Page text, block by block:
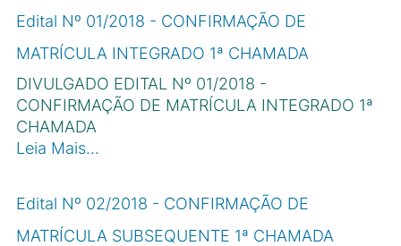
Edital Nº 01/2018 - CONFIRMAÇÃO DE
MATRÍCULA INTEGRADO 1ª CHAMADA
DIVULGADO EDITAL Nº 01/2018 -
CONFIRMAÇÃO DE MATRÍCULA INTEGRADO 1ª
CHAMADA
Leia Mais…
Edital Nº 02/2018 - CONFIRMAÇÃO DE
MATRÍCULA SUBSEQUENTE 1ª CHAMADA